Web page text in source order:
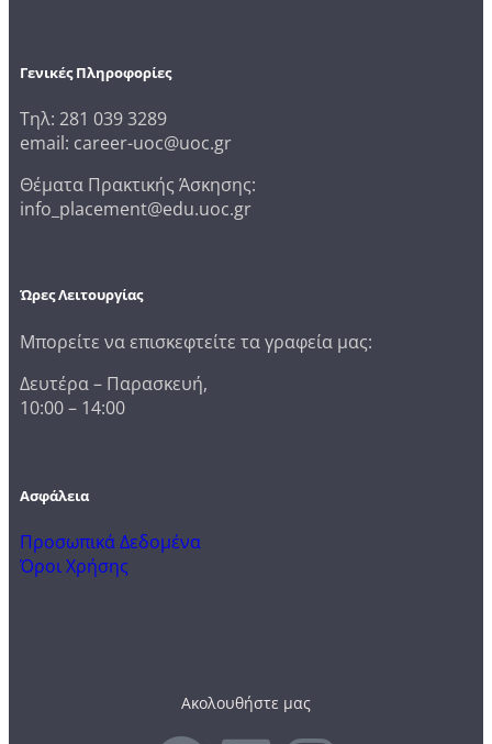
Γενικές Πληροφορίες
Τηλ: 281 039 3289
email: career-uoc@uoc.gr
Θέματα Πρακτικής Άσκησης:
info_placement@edu.uoc.gr
Ώρες Λειτουργίας
Μπορείτε να επισκεφτείτε τα γραφεία μας:
Δευτέρα – Παρασκευή,
10:00 – 14:00
Ασφάλεια
Προσωπικά Δεδομένα
Όροι Χρήσης
Ακολουθήστε μας